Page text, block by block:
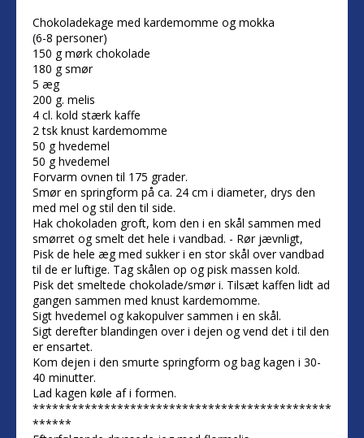
Chokoladekage med kardemomme og mokka
(6-8 personer)
150 g mørk chokolade
180 g smør
5 æg
200 g. melis
4 cl. kold stærk kaffe
2 tsk knust kardemomme
50 g hvedemel
50 g hvedemel
Forvarm ovnen til 175 grader.
Smør en springform på ca. 24 cm i diameter, drys den
med mel og stil den til side.
Hak chokoladen groft, kom den i en skål sammen med
smørret og smelt det hele i vandbad. - Rør jævnligt,
Pisk de hele æg med sukker i en stor skål over vandbad
til de er luftige. Tag skålen op og pisk massen kold.
Pisk det smeltede chokolade/smør i. Tilsæt kaffen lidt ad
gangen sammen med knust kardemomme.
Sigt hvedemel og kakopulver sammen i en skål.
Sigt derefter blandingen over i dejen og vend det i til den
er ensartet.
Kom dejen i den smurte springform og bag kagen i 30-
40 minutter.
Lad kagen køle af i formen.
**********************************************
******